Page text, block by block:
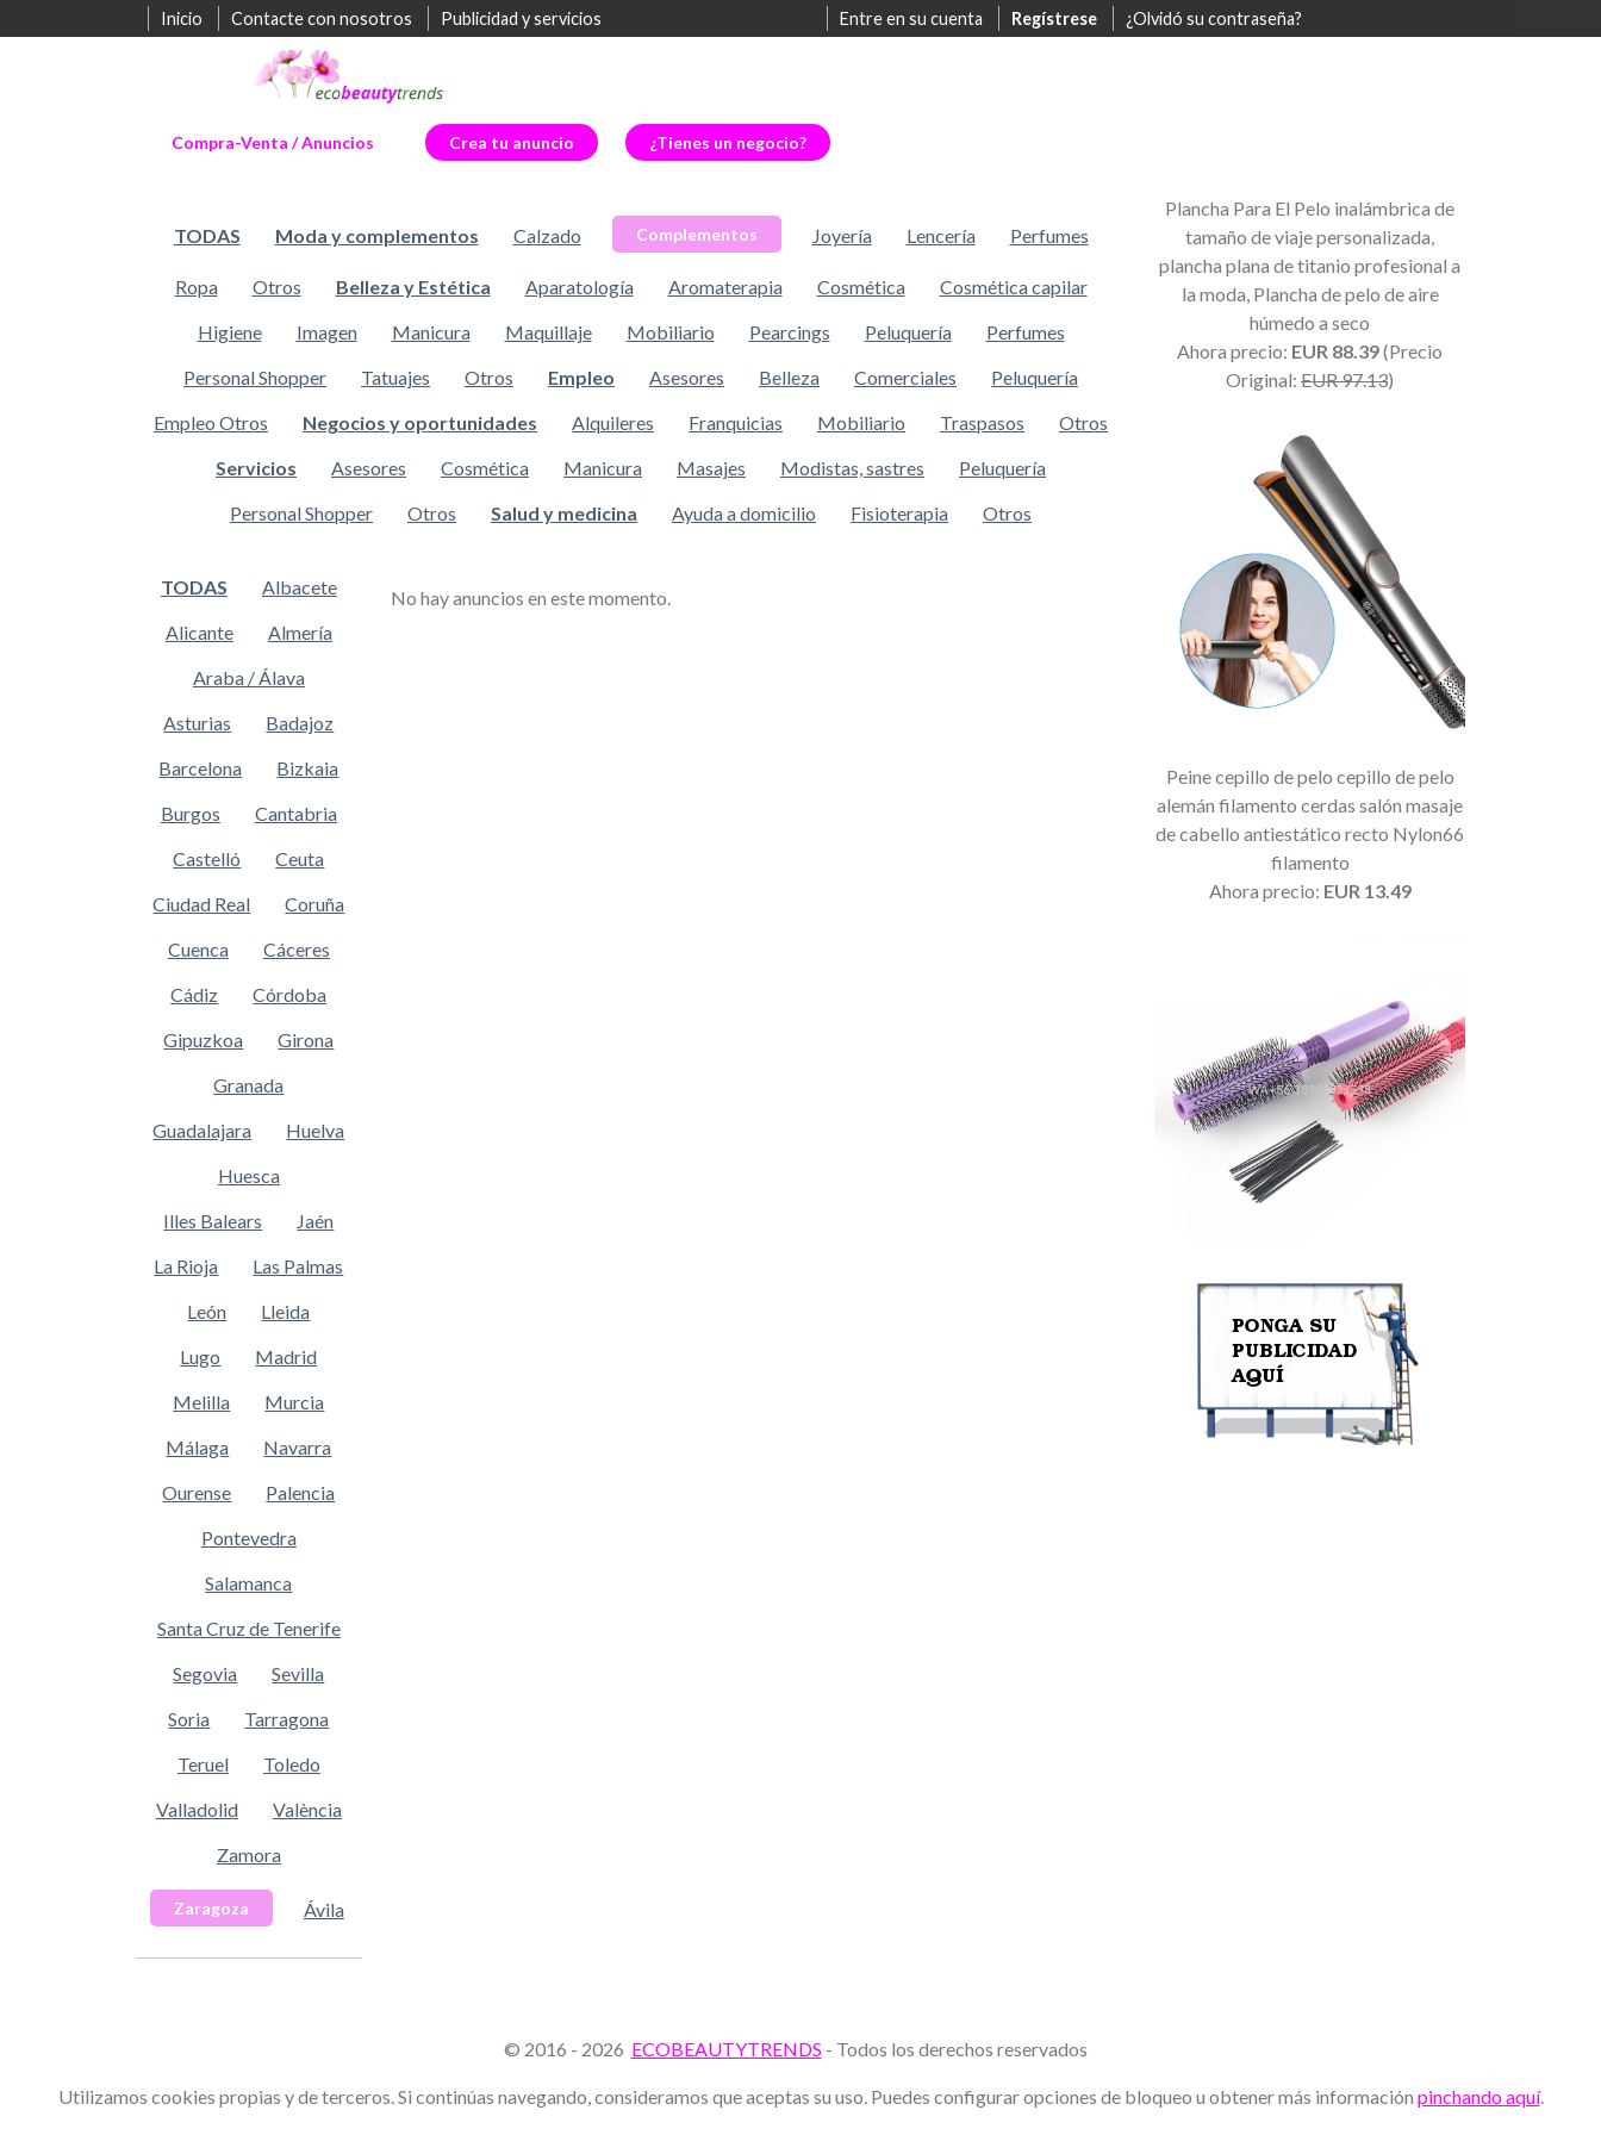
Inicio Contacte con nosotros Publicidad y servicios Entre en su cuenta Regístrese ¿Olvidó su contraseña?
Compra-Venta / Anuncios Crea tu anuncio ¿Tienes un negocio?
TODAS Moda y complementos Calzado Complementos Joyería Lencería Perfumes
Ropa Otros Belleza y Estética Aparatología Aromaterapia Cosmética
Cosmética capilar
Higiene
Imagen Manicura Maquillaje Mobiliario Pearcings Peluquería
Perfumes
Personal Shopper
Tatuajes Otros Empleo Asesores Belleza Comerciales
Peluquería
Empleo Otros
Negocios y oportunidades Alquileres Franquicias Mobiliario Traspasos
Otros
Servicios
Asesores Cosmética Manicura Masajes Modistas, sastres
Peluquería
Personal Shopper
Otros Salud y medicina Ayuda a domicilio Fisioterapia Otros
TODAS
Albacete
Alicante
Almería
Araba / Álava
Asturias
Badajoz
Barcelona
Bizkaia
Burgos
Cantabria
Castelló
Ceuta
Ciudad Real
Coruña
Cuenca
Cáceres
Cádiz
Córdoba
Gipuzkoa
Girona
Granada
Guadalajara
Huelva
Huesca
Illes Balears
Jaén
La Rioja
Las Palmas
León
Lleida
Lugo
Madrid
Melilla
Murcia
Málaga
Navarra
Ourense
Palencia
Pontevedra
Salamanca
Santa Cruz de Tenerife
Segovia
Sevilla
Soria
Tarragona
Teruel
Toledo
Valladolid
València
Zamora
Zaragoza Ávila
No hay anuncios en este momento.
Plancha Para El Pelo inalámbrica de
tamaño de viaje personalizada,
plancha plana de titanio profesional a
la moda, Plancha de pelo de aire
húmedo a seco
Ahora precio: EUR 88.39(Precio
Original: EUR 97.13)
Peine cepillo de pelo cepillo de pelo
alemán filamento cerdas salón masaje
de cabello antiestático recto Nylon66
filamento
Ahora precio: EUR 13.49
© 2016 - 2026 ECOBEAUTYTRENDS - Todos los derechos reservados
Utilizamos cookies propias y de terceros. Si continúas navegando, consideramos que aceptas su uso. Puedes configurar opciones de bloqueo u obtener más información pinchando aquí.